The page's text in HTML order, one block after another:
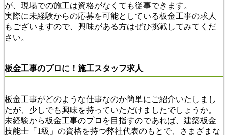
が、現場での施工は資格がなくても従事できます。
実際に未経験からの応募を可能としている板金工事の求人
もございますので、興味がある方はぜひ挑戦してみてくだ
さい。
板金工事のプロに！施工スタッフ求人
板金工事がどのような仕事なのか簡単にご紹介いたしまし
たが、少しでも興味を持っていただけましたでしょうか。
未経験から板金工事のプロを目指すのであれば、建築板金
技能士「1級」の資格を持つ弊社代表のもとで、さまざまな